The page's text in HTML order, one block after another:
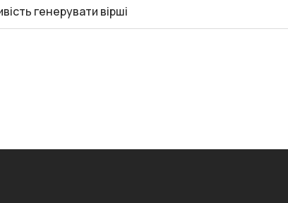
генерувати вірші